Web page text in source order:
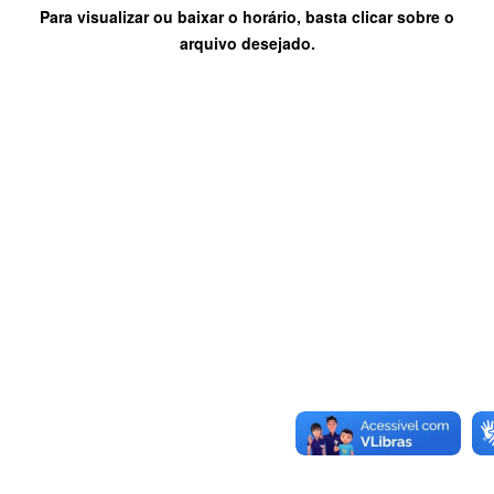
Para visualizar ou baixar o horário, basta clicar sobre o
arquivo desejado.